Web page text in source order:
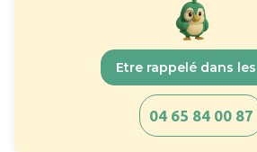
Etre rappelé dans
04 65 84 00 87